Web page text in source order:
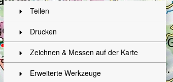
Teilen
Drucken
Zeichnen & Messen auf der Karte
Erweiterte Werkzeuge